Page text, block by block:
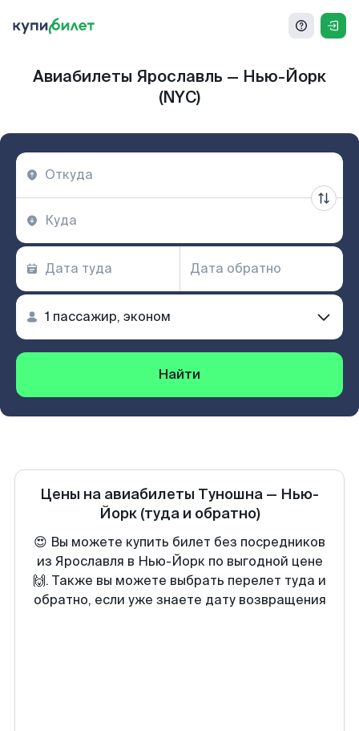
Авиабилеты Ярославль — Нью-Йорк
(NYC)
Найти
Цены на авиабилеты Туношна — Нью-
Йорк (туда и обратно)
😍 Вы можете купить билет без посредников
из Ярославля в Нью-Йорк по выгодной цене
🙌. Также вы можете выбрать перелет туда и
обратно, если уже знаете дату возвращения